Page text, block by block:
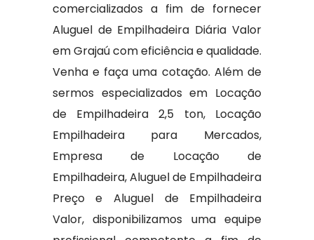
comercializados a fim de fornecer
Aluguel de Empilhadeira Diária Valor
em Grajaú com eficiência e qualidade.
Venha e faça uma cotação. Além de
sermos especializados em Locação
de Empilhadeira 2,5 ton, Locação
Empilhadeira para Mercados,
Empresa de Locação de
Empilhadeira, Aluguel de Empilhadeira
Preço e Aluguel de Empilhadeira
Valor, disponibilizamos uma equipe